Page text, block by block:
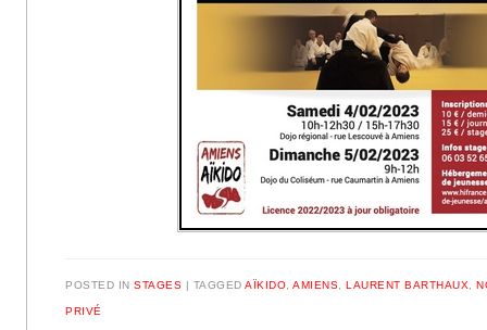
POSTED INSTAGES | TAGGEDAÏKIDO ,AMIENS ,LAURENT BARTHAUX ,
PRIVÉ